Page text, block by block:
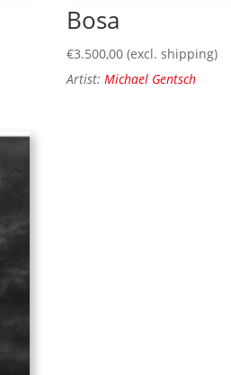
Bosa
€3.500,00 (excl. shipping)
Artist:Michael Gentsch